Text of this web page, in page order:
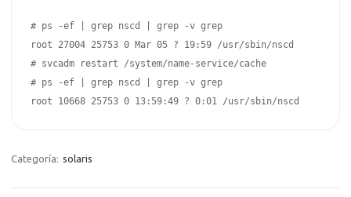
# ps -ef | grep nscd | grep -v grep
root 27004 25753 0 Mar 05 ? 19:59 /usr/sbin/nscd
# svcadm restart /system/name-service/cache
# ps -ef | grep nscd | grep -v grep
root 10668 25753 0 13:59:49 ? 0:01 /usr/sbin/nscd
Categoría: solaris